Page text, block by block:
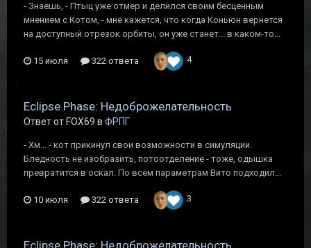
- Знаешь, - Птыц уже отмер и делился своим бесценным
мнением с Котом, - мне кажется, что когда Коньюн вернется
на доступный отрезок орбиты, он уже станет... в каком-то...
15 июля 322 ответа 4
Eclipse Phase: Недоброжелательность
Ответ от FOX69 в ФРПГ
- Хм... - кот прикинул свои возможности в симуляции.
Бледность не изобразить, потоотделение - тоже, одышка
превратится в оскал. По всем параметрам Вито подходил...
10 июля 322 ответа 3
Eclipse Phase: Недоброжелательность